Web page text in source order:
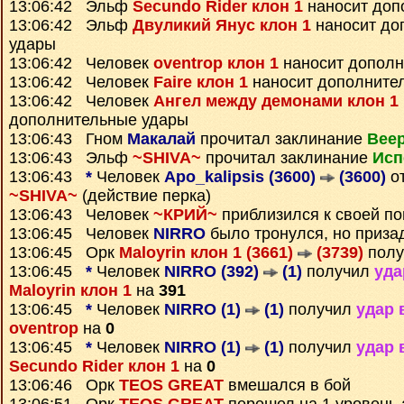
13:06:42 Эльф Secundo Rider клон 1 наносит
13:06:42 Эльф Двуликий Янус клон 1 наносит
удары
13:06:42 Человек oventrop клон 1 наносит
13:06:42 Человек Faire клон 1 наносит
13:06:42 Человек Ангел между демонами клон 1
дополнительные удары
13:06:43 Гном Макалай прочитал заклинание
13:06:43 Эльф ~SHIVA~ прочитал заклинание
13:06:43 * Человек Apo_kalipsis (3600) (3600)
~SHIVA~ (действие перка)
13:06:43 Человек ~КРИЙ~ приблизился к своей
13:06:45 Человек NIRRO было тронулся, но
13:06:45 Орк Maloyrin клон 1 (3661) (3739)
13:06:45 * Человек NIRRO (392) (1) получил
Maloyrin клон 1 на 391
13:06:45 * Человек NIRRO (1) (1) получил удар
oventrop на 0
13:06:45 * Человек NIRRO (1) (1) получил удар
Secundo Rider клон 1 на 0
13:06:46 Орк TEOS GREAT вмешался в бой